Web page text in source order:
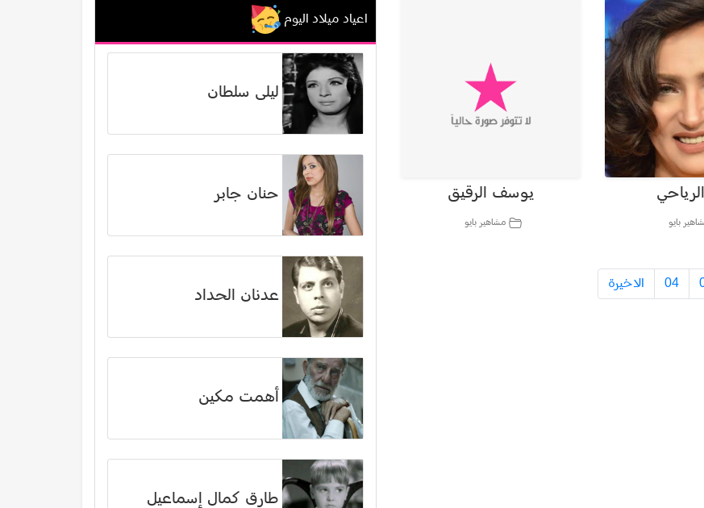
بايو
يوسف الرقيق
مشاهير بايو
04 الاخيرة
اعياد ميلاد اليوم
ليلى سلطان
حنان جابر
عدنان الحداد
أهمت مكين
طارق كمال إسماعيل